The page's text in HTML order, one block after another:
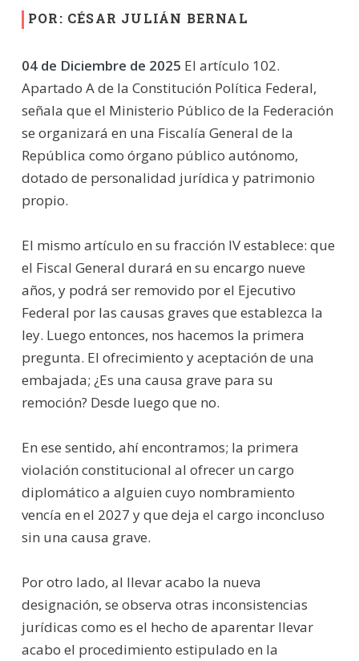
POR: CÉSAR JULIÁN BERNAL
04 de Diciembre de 2025 El artículo 102.
Apartado A de la Constitución Política Federal,
señala que el Ministerio Público de la Federación
se organizará en una Fiscalía General de la
República como órgano público autónomo,
dotado de personalidad jurídica y patrimonio
propio.
El mismo artículo en su fracción IV establece: que
el Fiscal General durará en su encargo nueve
años, y podrá ser removido por el Ejecutivo
Federal por las causas graves que establezca la
ley. Luego entonces, nos hacemos la primera
pregunta. El ofrecimiento y aceptación de una
embajada; ¿Es una causa grave para su
remoción? Desde luego que no.
En ese sentido, ahí encontramos; la primera
violación constitucional al ofrecer un cargo
diplomático a alguien cuyo nombramiento
vencía en el 2027 y que deja el cargo inconcluso
sin una causa grave.
Por otro lado, al llevar acabo la nueva
designación, se observa otras inconsistencias
jurídicas como es el hecho de aparentar llevar
acabo el procedimiento estipulado en la